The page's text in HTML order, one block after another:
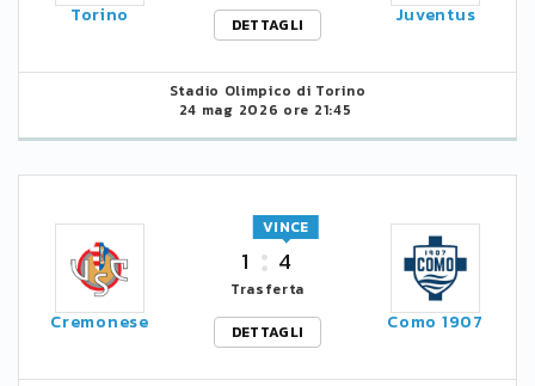
Torino
DETTAGLI
Juventus
Stadio Olimpico di Torino
24 mag 2026 ore 21:45
Cremonese
1 4
VINCE
Trasferta
DETTAGLI
Como 1907